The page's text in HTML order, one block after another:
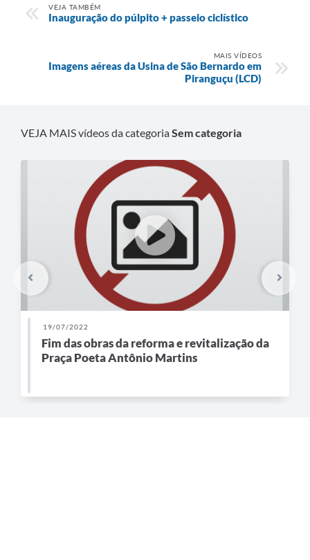
VEJA TAMBÉM
Inauguração do púlpito + passeio ciclístico
MAIS VÍDEOS
Imagens aéreas da Usina de São Bernardo em
Piranguçu (LCD)
VEJA MAIS vídeos da categoriaSem categoria
19/07/2022
Fim das obras da reforma e revitalização da
Praça Poeta Antônio Martins